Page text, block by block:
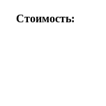
Стоимость: